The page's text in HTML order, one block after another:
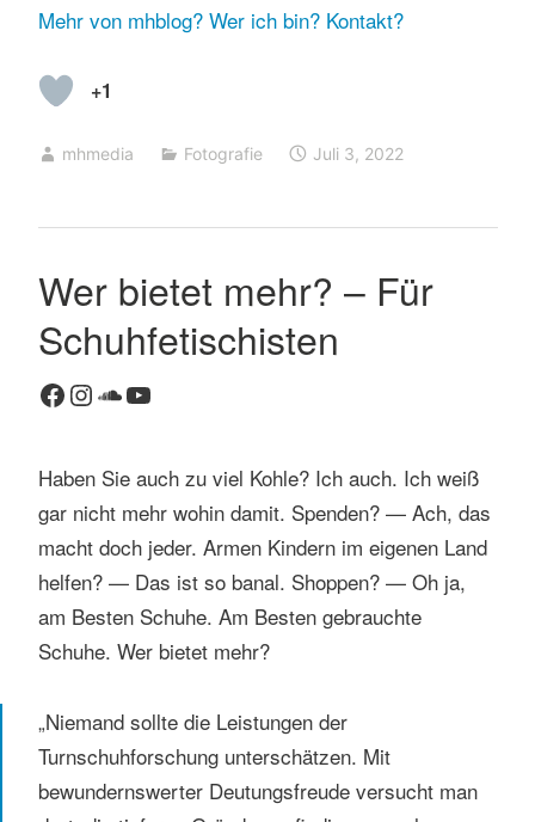
Mehr von mhblog? Wer ich bin? Kontakt?
+1
mhmedia Fotografie Juli 3, 2022
Wer bietet mehr? – Für
Schuhfetischisten
Facebook
Instagram
SoundCloud
YouTube
Haben Sie auch zu viel Kohle? Ich auch. Ich weiß
gar nicht mehr wohin damit. Spenden? — Ach, das
macht doch jeder. Armen Kindern im eigenen Land
helfen? — Das ist so banal. Shoppen? — Oh ja,
am Besten Schuhe. Am Besten gebrauchte
Schuhe. Wer bietet mehr?
„Niemand sollte die Leistungen der
Turnschuhforschung unterschätzen. Mit
bewundernswerter Deutungsfreude versucht man